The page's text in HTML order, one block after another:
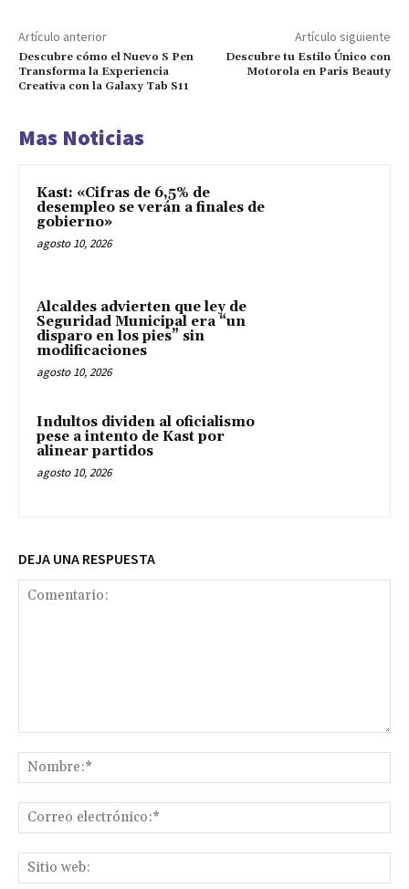
Artículo anterior
Descubre cómo el Nuevo S Pen
Transforma la Experiencia
Creativa con la Galaxy Tab S11
Artículo siguiente
Descubre tu Estilo Único con
Motorola en Paris Beauty
Mas Noticias
Kast: «Cifras de 6,5% de
desempleo se verán a finales de
gobierno»
agosto 10, 2026
Alcaldes advierten que ley de
Seguridad Municipal era “un
disparo en los pies” sin
modificaciones
agosto 10, 2026
Indultos dividen al oficialismo
pese a intento de Kast por
alinear partidos
agosto 10, 2026
DEJA UNA RESPUESTA